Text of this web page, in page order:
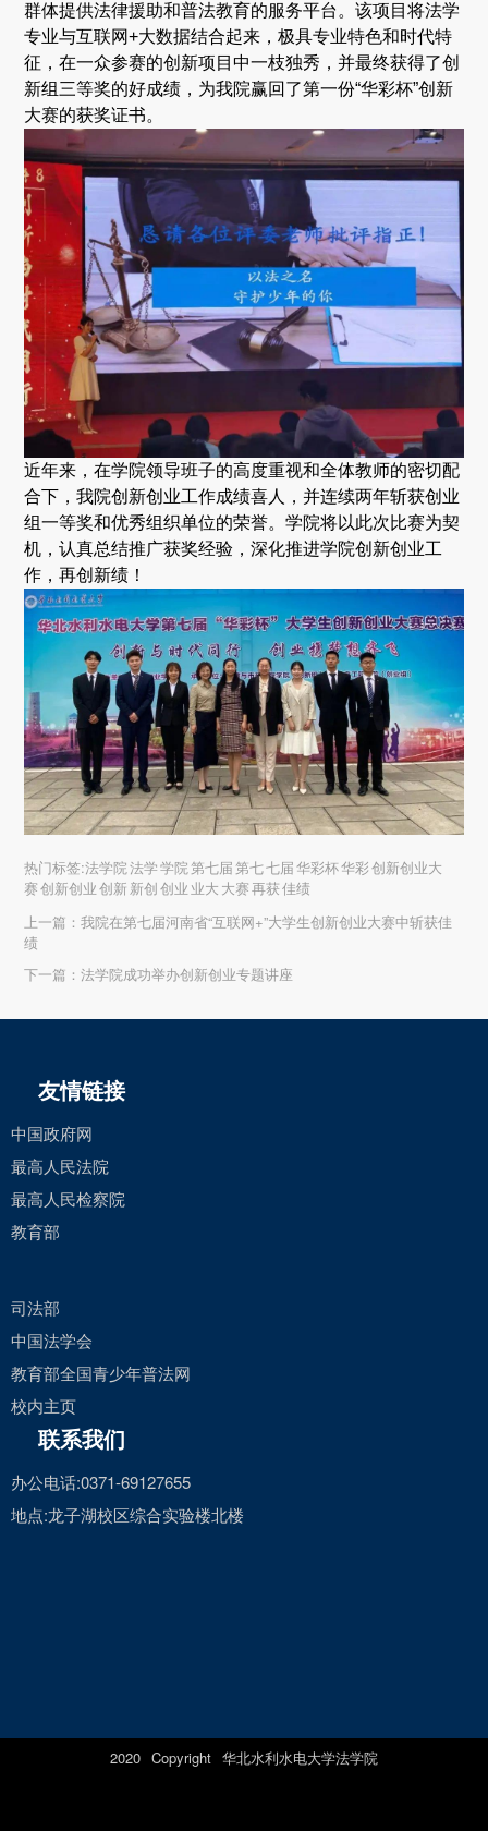
群体提供法律援助和普法教育的服务平台。该项目将法学
专业与互联网+大数据结合起来，极具专业特色和时代特
征，在一众参赛的创新项目中一枝独秀，并最终获得了创
新组三等奖的好成绩，为我院赢回了第一份“华彩杯”创新
大赛的获奖证书。
近年来，在学院领导班子的高度重视和全体教师的密切配
合下，我院创新创业工作成绩喜人，并连续两年斩获创业
组一等奖和优秀组织单位的荣誉。学院将以此次比赛为契
机，认真总结推广获奖经验，深化推进学院创新创业工
作，再创新绩！
热门标签:法学院 法学 学院 第七届 第七 七届 华彩杯 华彩 创新创业大
赛 创新创业 创新 新创 创业 业大 大赛 再获 佳绩
上一篇：我院在第七届河南省“互联网+”大学生创新创业大赛中斩获佳
绩
下一篇：法学院成功举办创新创业专题讲座
友情链接
中国政府网
最高人民法院
最高人民检察院
教育部
司法部
中国法学会
教育部全国青少年普法网
校内主页
联系我们
办公电话:0371-69127655
地点:龙子湖校区综合实验楼北楼
2020 Copyright 华北水利水电大学法学院